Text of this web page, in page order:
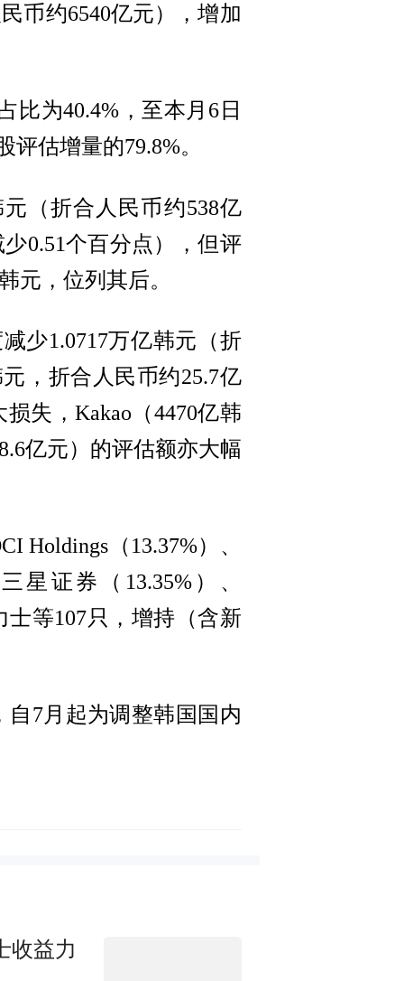
币约6540亿元），增加
比为40.4%，至本月6日
估增量的79.8%。
（折合人民币约538亿
0.51个百分点），但评
元，位列其后。
少1.0717万亿韩元（折
，折合人民币约25.7亿
失，Kakao（4470亿韩
亿元）的评估额亦大幅
Holdings（13.37%）、
星证券（13.35%）、
士等107只，增持（含新
7月起为调整韩国国内
收益力